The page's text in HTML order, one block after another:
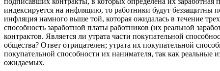
индексируется на инфляцию, то работники будут
инфляция намного выше той, которая ожидалась в течение
способность заработной платы работников (их реальной
контрактов. Является ли утрата части покупательной
общества? Ответ отрицателен; утрата их покупательной
покупательной способности их нанимателя, так как
ожидаемых.